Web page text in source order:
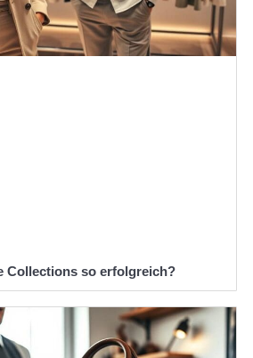
Collections so erfolgreich?